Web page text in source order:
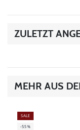
ZULETZT
MEHR AUS
SALE
-55%